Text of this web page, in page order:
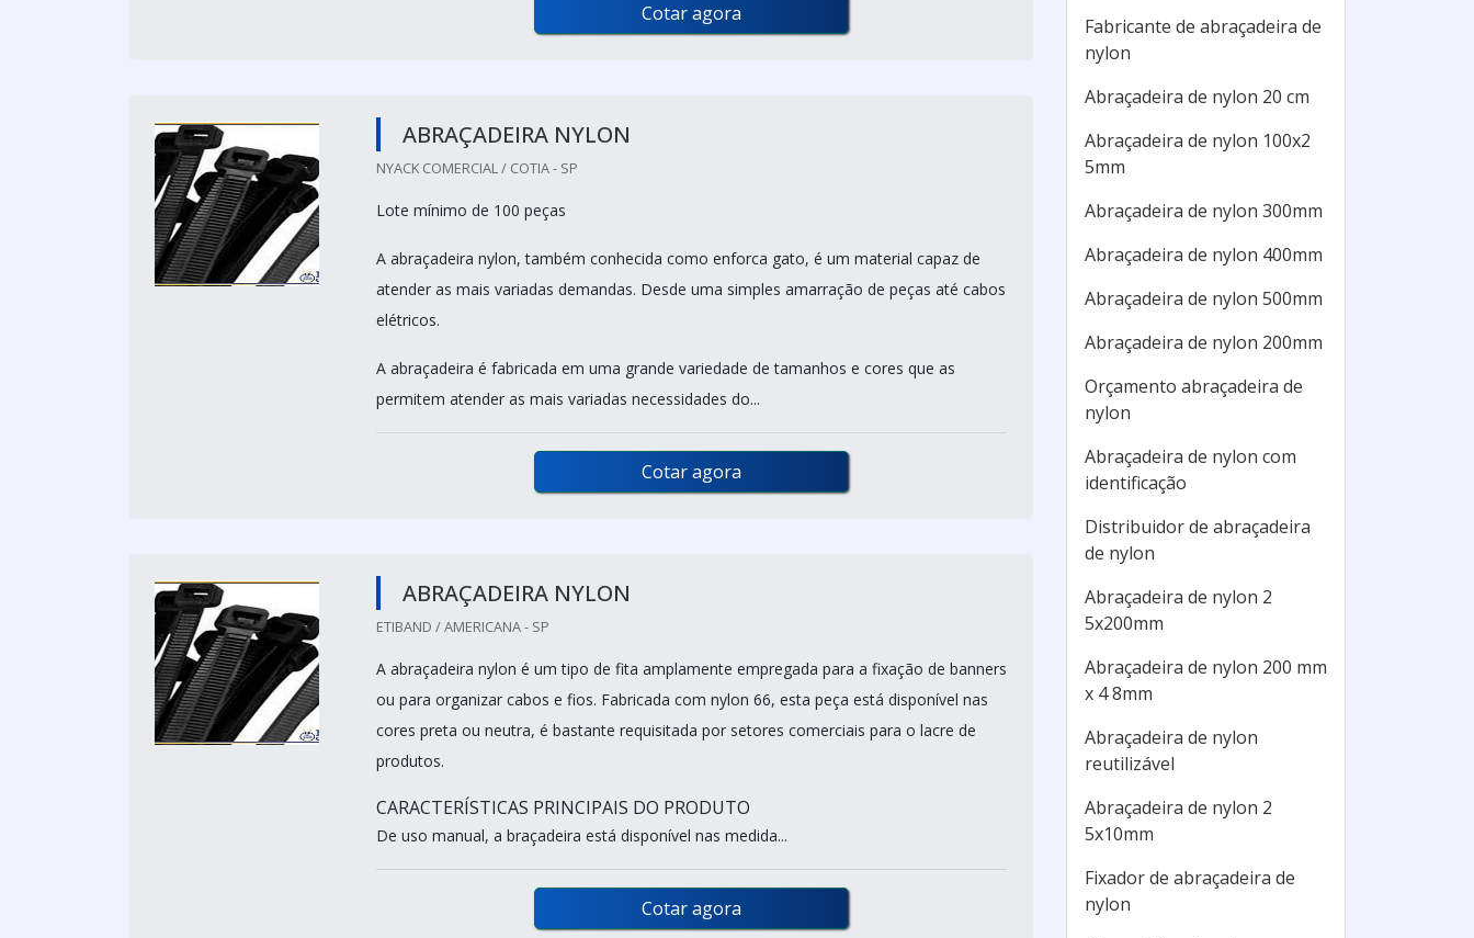
Cotar agora
ABRAÇADEIRA NYLON
NYACK COMERCIAL / COTIA - SP
Lote mínimo de 100 peças
A abraçadeira nylon, também conhecida como enforca gato, é um material capaz de
atender as mais variadas demandas. Desde uma simples amarração de peças até cabos
elétricos.
A abraçadeira é fabricada em uma grande variedade de tamanhos e cores que as
permitem atender as mais variadas necessidades do...
Cotar agora
ABRAÇADEIRA NYLON
ETIBAND / AMERICANA - SP
A abraçadeira nylon é um tipo de fita amplamente empregada para a fixação de banners
ou para organizar cabos e fios. Fabricada com nylon 66, esta peça está disponível nas
cores preta ou neutra, é bastante requisitada por setores comerciais para o lacre de
produtos.
CARACTERÍSTICAS PRINCIPAIS DO PRODUTO
De uso manual, a braçadeira está disponível nas medida...
Cotar agora
Fabricante de abraçadeira de
nylon
Abraçadeira de nylon 20 cm
Abraçadeira de nylon 100x2
5mm
Abraçadeira de nylon 300mm
Abraçadeira de nylon 400mm
Abraçadeira de nylon 500mm
Abraçadeira de nylon 200mm
Orçamento abraçadeira de
nylon
Abraçadeira de nylon com
identificação
Distribuidor de abraçadeira
de nylon
Abraçadeira de nylon 2
5x200mm
Abraçadeira de nylon 200 mm
x 4 8mm
Abraçadeira de nylon
reutilizável
Abraçadeira de nylon 2
5x10mm
Fixador de abraçadeira de
nylon